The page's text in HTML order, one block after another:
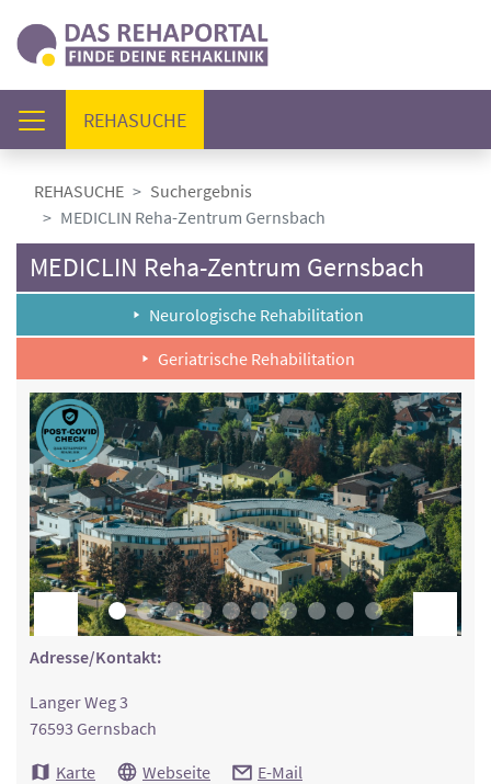
REHASUCHE(AKTUELL)
REHASUCHE
Suchergebnis
MEDICLIN Reha-Zentrum Gernsbach
MEDICLIN Reha-Zentrum Gernsbach
Neurologische Rehabilitation
Geriatrische Rehabilitation
Adresse/Kontakt:
Langer Weg 3
76593 Gernsbach
Karte
Webseite E-Mail